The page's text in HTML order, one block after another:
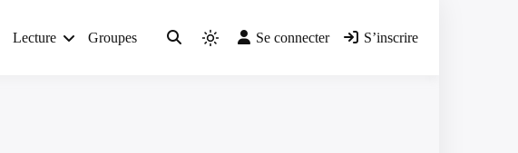
Lecture Groupes
Light
Se connecter S’inscrire